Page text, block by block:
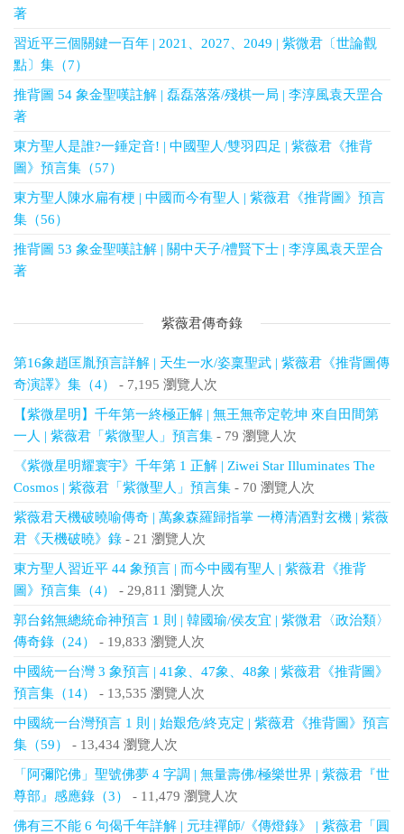
著
習近平三個關鍵一百年 | 2021、2027、2049 | 紫微君〔世論觀
點〕集（7）
推背圖 54 象金聖嘆註解 | 磊磊落落/殘棋一局 | 李淳風袁天罡合
著
東方聖人是誰?一錘定音! | 中國聖人/雙羽四足 | 紫薇君《推背
圖》預言集（57）
東方聖人陳水扁有梗 | 中國而今有聖人 | 紫薇君《推背圖》預言
集（56）
推背圖 53 象金聖嘆註解 | 關中天子/禮賢下士 | 李淳風袁天罡合
著
紫薇君傳奇錄
第16象趙匡胤預言詳解 | 天生一水/姿稟聖武 | 紫薇君《推背圖傳
奇演譯》集（4）
- 7,195 瀏覽人次
【紫微星明】千年第一終極正解 | 無王無帝定乾坤 來自田間第
一人 | 紫薇君「紫微聖人」預言集 - 79 瀏覽人次
《紫微星明耀寰宇》千年第 1 正解 | Ziwei Star Illuminates The
Cosmos | 紫薇君「紫微聖人」預言集 - 70 瀏覽人次
紫薇君天機破曉喻傳奇 | 萬象森羅歸指掌 一樽清酒對玄機 | 紫薇
君《天機破曉》錄 - 21 瀏覽人次
東方聖人習近平 44 象預言 | 而今中國有聖人 | 紫薇君《推背
圖》預言集（4）
- 29,811 瀏覽人次
郭台銘無總統命神預言 1 則 | 韓國瑜/侯友宜 | 紫微君〈政治類〉
傳奇錄（24）
- 19,833 瀏覽人次
中國統一台灣 3 象預言 | 41象、47象、48象 | 紫薇君《推背圖》
預言集（14）
- 13,535 瀏覽人次
中國統一台灣預言 1 則 | 始艱危/終克定 | 紫薇君《推背圖》預言
集（59）
- 13,434 瀏覽人次
「阿彌陀佛」聖號佛夢 4 字調 | 無量壽佛/極樂世界 | 紫薇君『世
尊部』感應錄（3）
- 11,479 瀏覽人次
佛有三不能 6 句偈千年詳解 | 元珪禪師/《傳燈錄》 | 紫薇君「圓